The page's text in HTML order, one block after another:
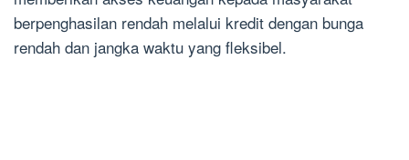
berpenghasilan rendah melalui kredit dengan bunga
rendah dan jangka waktu yang fleksibel.